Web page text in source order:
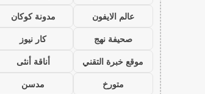
عالم الايفون
مدونة كوكان
صحيفة نهج
كار نيوز
موقع خبرة التقني
أناقة أنثى
متورخ
مدسن